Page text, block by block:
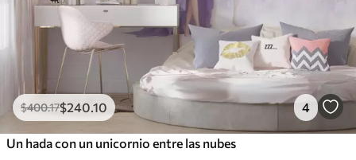
$400.17$240 .10 4
Un hada con un unicornio entre las nubes